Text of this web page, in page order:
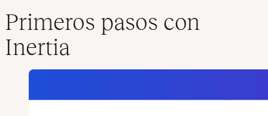
Primeros pasos con
Inertia